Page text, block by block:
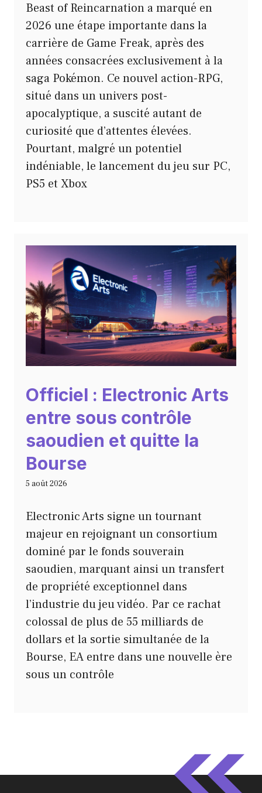
Beast of Reincarnation a marqué en
2026 une étape importante dans la
carrière de Game Freak, après des
années consacrées exclusivement à la
saga Pokémon. Ce nouvel action-RPG,
situé dans un univers post-
apocalyptique, a suscité autant de
curiosité que d’attentes élevées.
Pourtant, malgré un potentiel
indéniable, le lancement du jeu sur PC,
PS5 et Xbox
Officiel : Electronic Arts
entre sous contrôle
saoudien et quitte la
Bourse
5 août 2026
Electronic Arts signe un tournant
majeur en rejoignant un consortium
dominé par le fonds souverain
saoudien, marquant ainsi un transfert
de propriété exceptionnel dans
l’industrie du jeu vidéo. Par ce rachat
colossal de plus de 55 milliards de
dollars et la sortie simultanée de la
Bourse, EA entre dans une nouvelle ère
sous un contrôle